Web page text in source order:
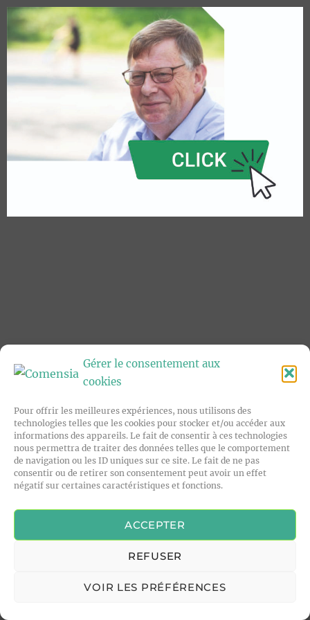
Gérer le consentement aux
cookies
Pour offrir les meilleures expériences, nous utilisons des
technologies telles que les cookies pour stocker et/ou accéder aux
informations des appareils. Le fait de consentir à ces technologies
nous permettra de traiter des données telles que le comportement
de navigation ou les ID uniques sur ce site. Le fait de ne pas
consentir ou de retirer son consentement peut avoir un effet
négatif sur certaines caractéristiques et fonctions.
ACCEPTER
REFUSER
VOIR LES PRÉFÉRENCES